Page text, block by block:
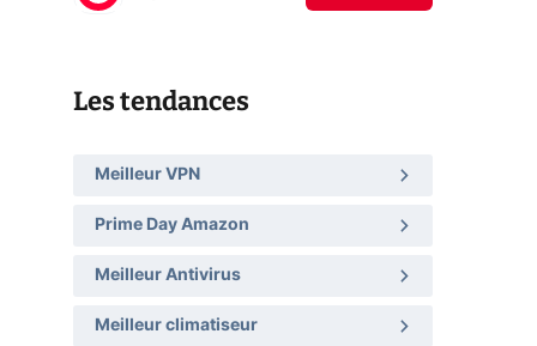
Les tendances
Meilleur VPN
Prime Day Amazon
Meilleur Antivirus
Meilleur climatiseur